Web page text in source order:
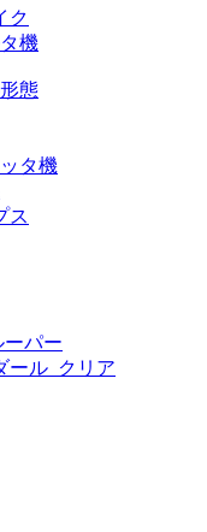
ク
機
態
タ機
ス
ーパー
ール_クリア